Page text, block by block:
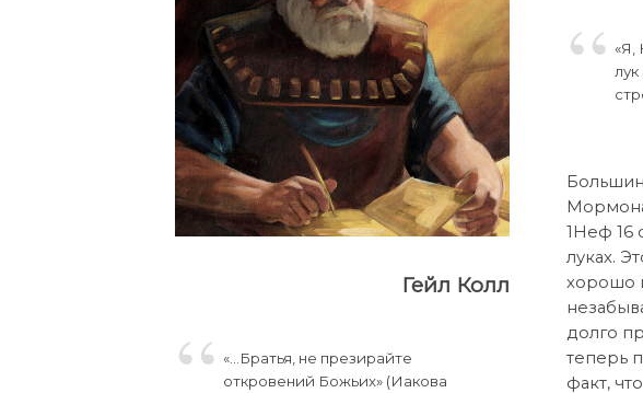
«Я,
1Неф 16
луках.
хорошо
долго
теперь
факт,
Гейл Колл
«…Братья, не презирайте
откровений Божьих» (Иакова